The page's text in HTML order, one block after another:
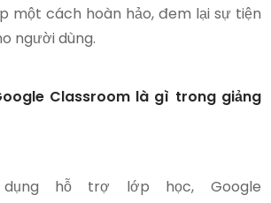
một cách hoàn hảo, đem lại sự tiện
người dùng.
Classroom là gì trong giảng
hỗ trợ lớp học, Google